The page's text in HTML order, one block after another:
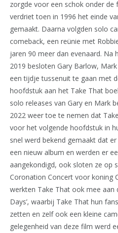
zorgde voor een schok onder
verdriet toen in 1996 het einde
gemaakt. Daarna volgden solo
comeback, een reünie met
jaren 90 meer dan evenaard. Na
2019 besloten Gary Barlow,
een tijdje tussenuit te gaan met
hoofdstuk aan het Take That
solo releases van Gary en Mark
2022 weer toe te nemen dat
voor het volgende hoofdstuk in
snel werd bekend gemaakt dat
een nieuw album en werden er
aangekondigd, ook sloten ze op
Coronation Concert voor koning
werkten Take That ook mee aan
Days’, waarbij Take That hun
zetten en zelf ook een kleine
gelegenheid van deze film werd